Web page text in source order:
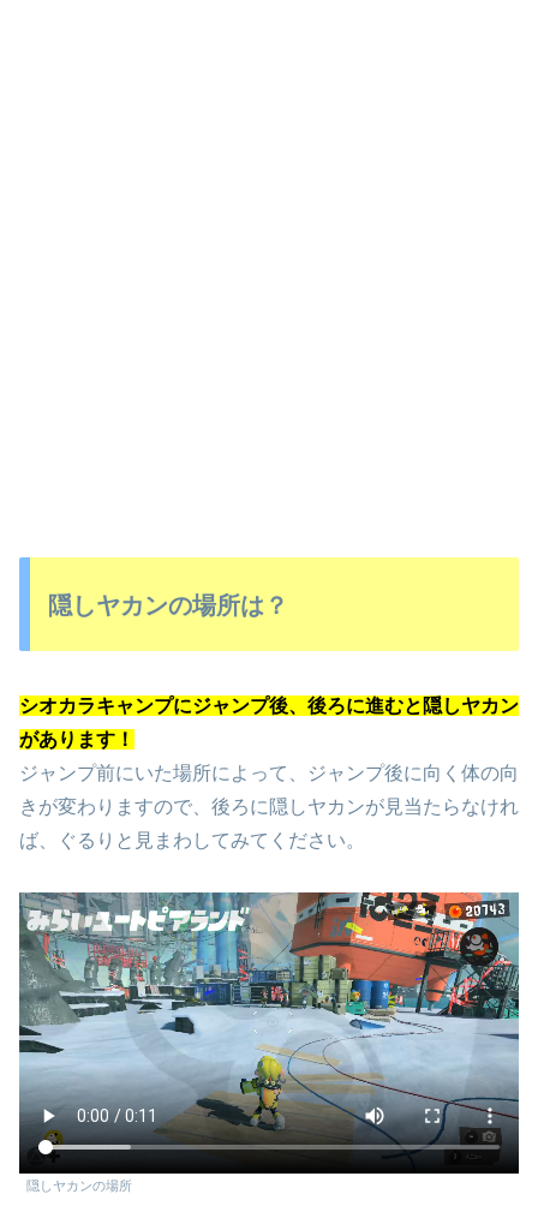
隠しヤカンの場所は？
シオカラキャンプにジャンプ後、後ろに進むと隠しヤカン
があります！
ジャンプ前にいた場所によって、ジャンプ後に向く体の向
きが変わりますので、後ろに隠しヤカンが見当たらなけれ
ば、ぐるりと見まわしてみてください。
隠しヤカンの場所